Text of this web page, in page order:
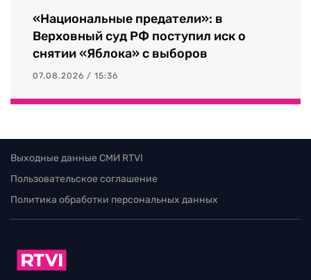
«Национальные предатели»: в
Верховный суд РФ поступил иск о
снятии «Яблока» с выборов
07.08.2026 / 15:36
Выходные данные СМИ RTVI
Пользовательское соглашение
Политика обработки персональных данных